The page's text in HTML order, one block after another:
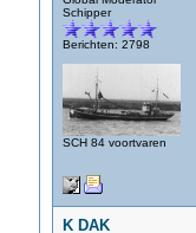
Schipper
Berichten: 2798
SCH 84 voortvaren
K DAK